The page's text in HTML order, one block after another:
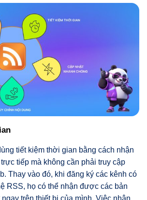
tiết kiệm thời gian bằng cách nhận
tiếp mà không cần phải truy cập
Thay vào đó, khi đăng ký các kênh có
RSS, họ có thể nhận được các bản